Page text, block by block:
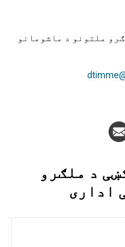
ملتونو د ماشومانو
د ملګرو
اداری